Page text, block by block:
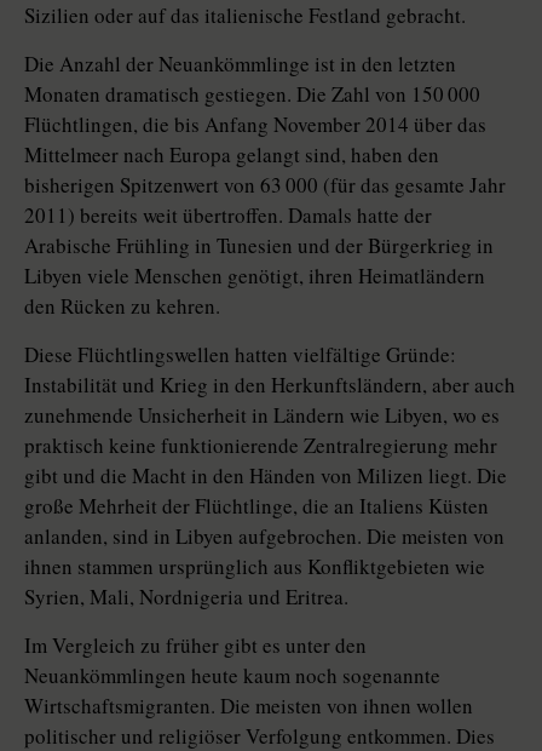
Sizilien oder auf das italienische Festland gebracht.
Die Anzahl der Neuankömmlinge ist in den letzten
Monaten dramatisch gestiegen. Die Zahl von 150 000
Flüchtlingen, die bis Anfang November 2014 über das
Mittelmeer nach Europa gelangt sind, haben den
bisherigen Spitzenwert von 63 000 (für das gesamte Jahr
2011) bereits weit übertroffen. Damals hatte der
Arabische Frühling in Tunesien und der Bürgerkrieg in
Libyen viele Menschen genötigt, ihren Heimatländern
den Rücken zu kehren.
Diese Flüchtlingswellen hatten vielfältige Gründe:
Instabilität und Krieg in den Herkunftsländern, aber auch
zunehmende Unsicherheit in Ländern wie Libyen, wo es
praktisch keine funktionierende Zentralregierung mehr
gibt und die Macht in den Händen von Milizen liegt. Die
große Mehrheit der Flüchtlinge, die an Italiens Küsten
anlanden, sind in Libyen aufgebrochen. Die meisten von
ihnen stammen ursprünglich aus Konfliktgebieten wie
Syrien, Mali, Nordnigeria und Eritrea.
Im Vergleich zu früher gibt es unter den
Neuankömmlingen heute kaum noch sogenannte
Wirtschaftsmigranten. Die meisten von ihnen wollen
politischer und religiöser Verfolgung entkommen. Dies